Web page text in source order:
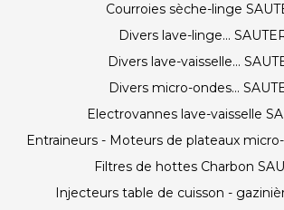
Courroies sèche-linge
Divers lave-linge...
Divers lave-vaisselle...
Divers micro-ondes...
Electrovannes lave-vaisselle
Entraineurs - Moteurs de plateaux
Filtres de hottes Charbon
Injecteurs table de cuisson -